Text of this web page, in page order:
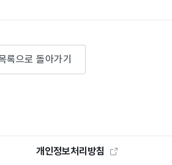
록으로 돌아가기
개인정보처리방침